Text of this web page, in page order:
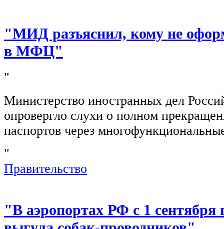
"МИД разъяснил, кому не
в МФЦ"
"
Министерство иностранных дел
опровергло слухи о полном
паспортов через
"
Правительство
"В аэропортах РФ с 1 сентября